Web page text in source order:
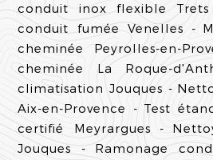
conduit inox flexible Trets
conduit fumée Venelles
cheminée Peyrolles-en-
cheminée La Roque-
climatisation Jouques
Aix-en-Provence
Test
certifié Meyrargues
Jouques
Ramonage